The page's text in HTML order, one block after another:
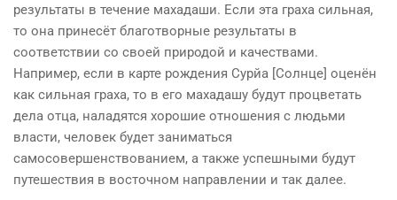
результаты в течение махадаши. Если эта граха сильная,
то она принесёт благотворные результаты в
соответствии со своей природой и качествами.
Например, если в карте рождения Сyрйа [Солнце] оценён
как сильная граха, то в его махадашу будут процветать
дела отца, на­ладятся хорошие отношения с людьми
власти, человек будет заниматься
самосовершенствовани­ем, а также успешными будут
путешествия в восточном направле­нии и так далее.